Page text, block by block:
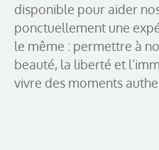
disponible pour aider
ponctuellement une
le même : permettre à
beauté, la liberté et
vivre des moments